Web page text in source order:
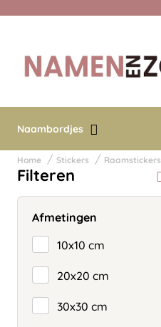
Naambordjes
Home Stickers Raamstickers
Filteren
Afmetingen
10x10 cm
20x20 cm
30x30 cm